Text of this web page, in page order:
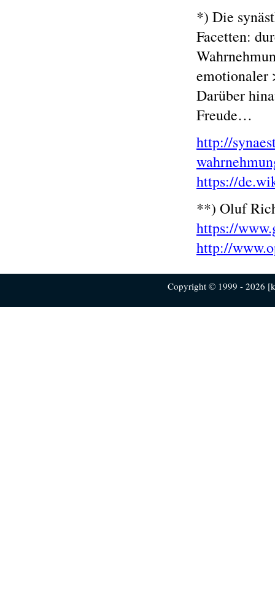
*) Die
Facetten:
emotionaler
Darüber
Freude…
http://
https://
**) Oluf
https://
http://
Copyright © 1999 - 2026